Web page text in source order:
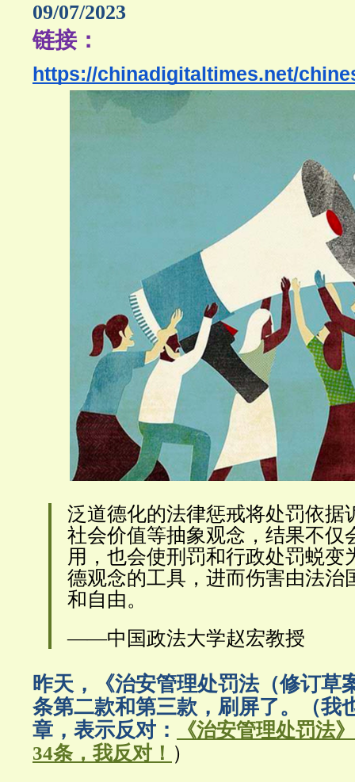
09/07/2023
链接：
https://chinadigitaltimes.net/
泛道德化的法律惩戒将处罚依据
社会价值等抽象观念，结果不仅
用，也会使刑罚和行政处罚蜕变
德观念的工具，进而伤害由法治
和自由。
——中国政法大学赵宏教授
昨天，《治安管理处罚法（修订草
条第二款和第三款，刷屏了。（我
章，表示反对：
《治安管理处罚法
34条，我反对！ ）